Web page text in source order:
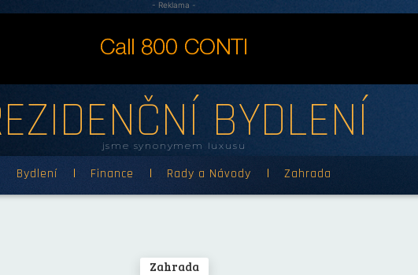
- Reklama -
BYDLENÍ
jsme synonymem luxusu
Bydlení Finance Rady a Návody Zahrada
Zahrada